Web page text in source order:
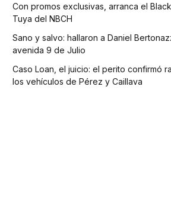
Con promos exclusivas, arranca el
Tuya del NBCH
Sano y salvo: hallaron a Daniel
avenida 9 de Julio
Caso Loan, el juicio: el perito confirmó
los vehículos de Pérez y Caillava